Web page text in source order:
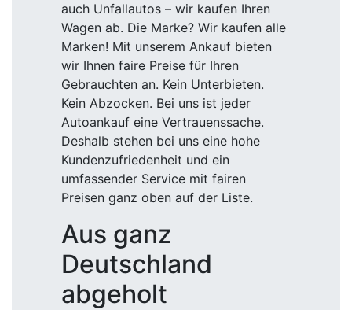
auch Unfallautos – wir kaufen Ihren
Wagen ab. Die Marke? Wir kaufen alle
Marken! Mit unserem Ankauf bieten
wir Ihnen faire Preise für Ihren
Gebrauchten an. Kein Unterbieten.
Kein Abzocken. Bei uns ist jeder
Autoankauf eine Vertrauenssache.
Deshalb stehen bei uns eine hohe
Kundenzufriedenheit und ein
umfassender Service mit fairen
Preisen ganz oben auf der Liste.
Aus ganz
Deutschland
abgeholt